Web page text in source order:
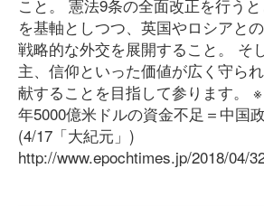
こと。 憲法9条の全面改正を行う
を基軸としつつ、英国やロシアと
戦略的な外交を展開すること。 そ
主、信仰といった価値が広く守ら
献することを目指して参ります。
年5000億米ドルの資金不足＝中国
(4/17「大紀元」)
http://www.epochtimes.jp/2018/04/